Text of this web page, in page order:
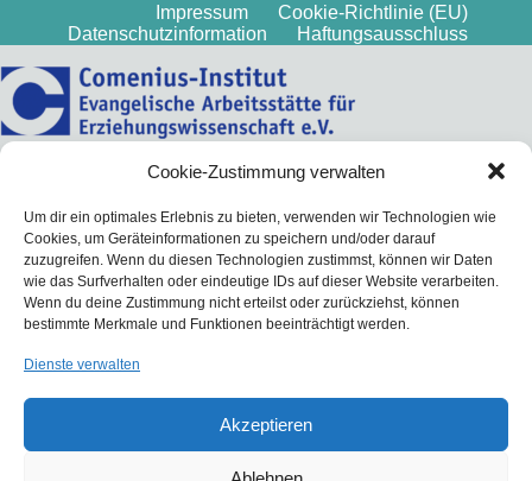
Cookie-Zustimmung verwalten
Um dir ein optimales Erlebnis zu bieten, verwenden wir Technologien wie
Cookies, um Geräteinformationen zu speichern und/oder darauf
zuzugreifen. Wenn du diesen Technologien zustimmst, können wir Daten
wie das Surfverhalten oder eindeutige IDs auf dieser Website verarbeiten.
Wenn du deine Zustimmung nicht erteilst oder zurückziehst, können
bestimmte Merkmale und Funktionen beeinträchtigt werden.
Dienste verwalten
Akzeptieren
Impressum
Cookie-Richtlinie (EU)
Datenschutzinformation
Haftungsausschluss